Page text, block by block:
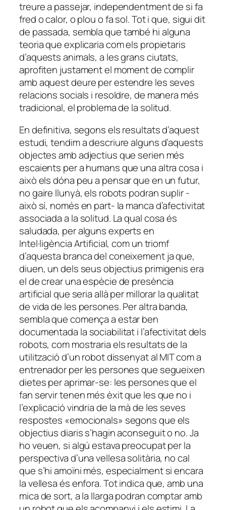
treure a passejar, independentment de si fa
fred o calor, o plou o fa sol. Tot i que, sigui dit
de passada, sembla que també hi alguna
teoria que explicaria com els propietaris
d’aquests animals, a les grans ciutats,
aprofiten justament el moment de complir
amb aquest deure per estendre les seves
relacions socials i resoldre, de manera més
tradicional, el problema de la solitud.
En definitiva, segons els resultats d’aquest
estudi, tendim a descriure alguns d’aquests
objectes amb adjectius que serien més
escaients per a humans que una altra cosa i
això els dóna peu a pensar que en un futur,
no gaire llunyà, els robots podran suplir -
això sí, només en part- la manca d’afectivitat
associada a la solitud. La qual cosa és
saludada, per alguns experts en
Intel·ligència Artificial, com un triomf
d’aquesta branca del coneixement ja que,
diuen, un dels seus objectius primigenis era
el de crear una espècie de presència
artificial que seria allà per millorar la qualitat
de vida de les persones. Per altra banda,
sembla que comença a estar ben
documentada la sociabilitat i l’afectivitat dels
robots, com mostraria els resultats de la
utilització d’un robot dissenyat al MIT com a
entrenador per les persones que segueixen
dietes per aprimar-se: les persones que el
fan servir tenen més èxit que les que no i
l’explicació vindria de la mà de les seves
respostes «emocionals» segons que els
objectius diaris s’hagin aconseguit o no. Ja
ho veuen, si algú estava preocupat per la
perspectiva d’una vellesa solitària, no cal
que s’hi amoïni més, especialment si encara
la vellesa és enfora. Tot indica que, amb una
mica de sort, a la llarga podran comptar amb